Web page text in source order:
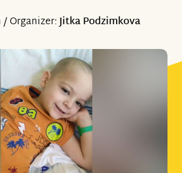
/ Organizer:Jitka Podzimkova